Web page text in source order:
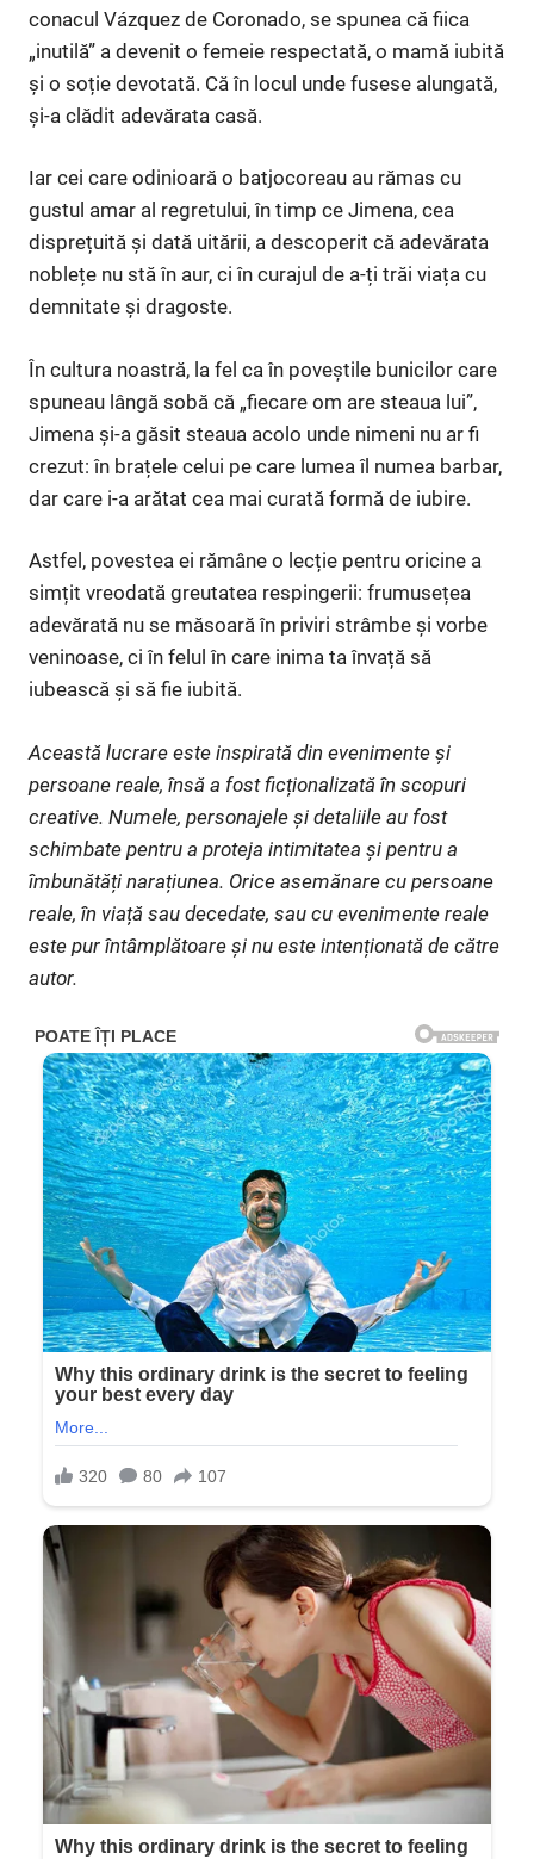
conacul Vázquez de Coronado, se spunea că fiica
„inutilă” a devenit o femeie respectată, o mamă iubită
și o soție devotată. Că în locul unde fusese alungată,
și-a clădit adevărata casă.
Iar cei care odinioară o batjocoreau au rămas cu
gustul amar al regretului, în timp ce Jimena, cea
disprețuită și dată uitării, a descoperit că adevărata
noblețe nu stă în aur, ci în curajul de a-ți trăi viața cu
demnitate și dragoste.
În cultura noastră, la fel ca în poveștile bunicilor care
spuneau lângă sobă că „fiecare om are steaua lui”,
Jimena și-a găsit steaua acolo unde nimeni nu ar fi
crezut: în brațele celui pe care lumea îl numea barbar,
dar care i-a arătat cea mai curată formă de iubire.
Astfel, povestea ei rămâne o lecție pentru oricine a
simțit vreodată greutatea respingerii: frumusețea
adevărată nu se măsoară în priviri strâmbe și vorbe
veninoase, ci în felul în care inima ta învață să
iubească și să fie iubită.
Această lucrare este inspirată din evenimente și
persoane reale, însă a fost ficționalizată în scopuri
creative. Numele, personajele și detaliile au fost
schimbate pentru a proteja intimitatea și pentru a
îmbunătăți narațiunea. Orice asemănare cu persoane
reale, în viață sau decedate, sau cu evenimente reale
este pur întâmplătoare și nu este intenționată de către
autor.